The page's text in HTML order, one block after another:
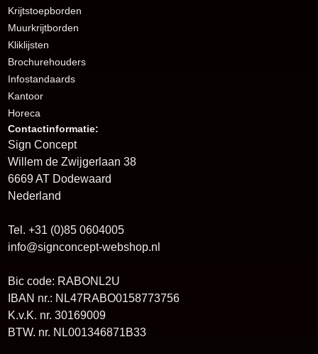
Krijtstoepborden
Muurkrijtborden
Kliklijsten
Brochurehouders
Infostandaards
Kantoor
Horeca
Contactinformatie:
Sign Concept
Willem de Zwijgerlaan 38
6669 AT Dodewaard
Nederland
Tel. +31 (0)85 0604005
info@signconcept-webshop.nl
Bic code: RABONL2U
IBAN nr.: NL47RABO0158773756
K.v.K. nr. 30169009
BTW. nr. NL001346871B33